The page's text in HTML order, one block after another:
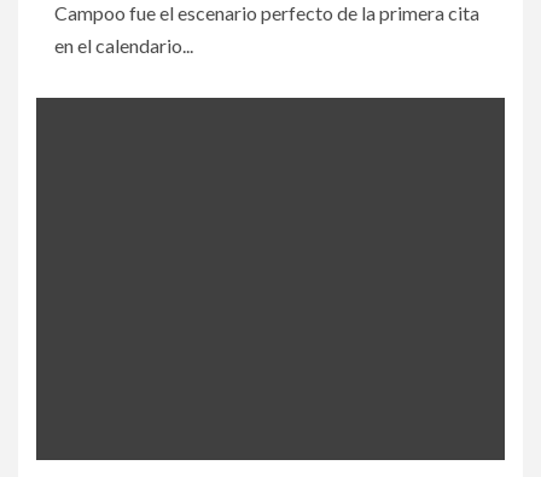
Campoo fue el escenario perfecto de la primera cita
en el calendario...